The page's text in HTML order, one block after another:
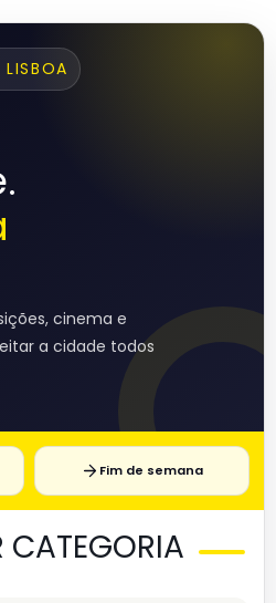
cinema e
a cidade todos
Fim de semana
CATEGORIA